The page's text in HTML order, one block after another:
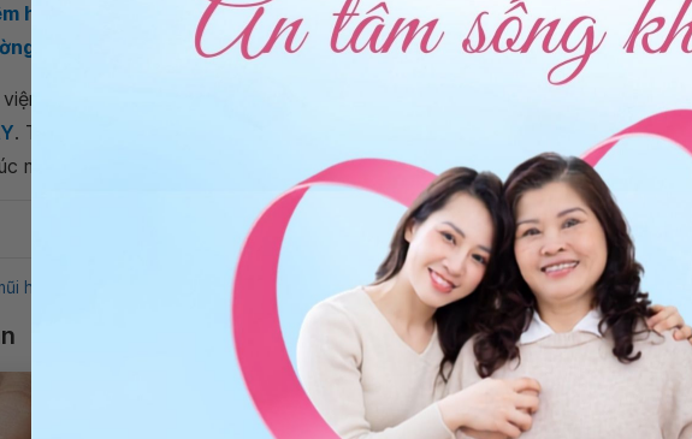
họng do trào ngược dạ dày thực quản?
gặp ở thực quản
Quý khách vui lòng bấm số
. Tải và đặt lịch khám tự động trên ứng dụng My Vinmec để quản lý, theo dõi
mọi nơi ngay trên ứng dụng.
Chia sẻ
họng QnA Bơm dây thanh quản Mỡ tự thân